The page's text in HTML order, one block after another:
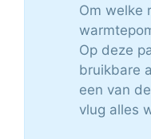
Om welke
Op deze
bruikbare
een van
vlug alles